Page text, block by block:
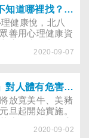
口給關閉了！另
高承載的時間都
六點。除此之
管制及措施？本
近七成民眾想求助，不知道哪裡找？北台區域八縣市推出便民服務「北臺區域心理衛生資源地圖」
健康悅，北八
善用心理健康資
基金會、台灣憂
。
2020-09-07
瘦肉精「萊克多巴胺」對人體有危害嗎？美豬開放進口後，消費者該如何自保？原來這些傳統小吃易有瘦肉精殘留！
放寬美牛、美豬
旦起開始實施。
以及30月齡以上
2020-09-02